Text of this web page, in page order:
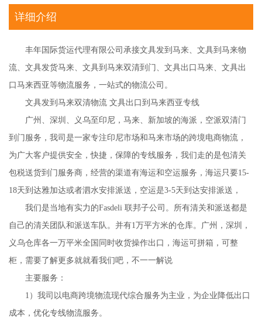
详细介绍
丰年国际货运代理有限公司承接文具发到马来、文具到马来物
流、文具发货马来、文具到马来双清到门、文具出口马来、文具出
口马来西亚等物流服务，一站式的物流公司。
文具发到马来双清物流 文具出口到马来西亚专线
广州、深圳、义乌至印尼，马来、新加坡的海派，空派双清门
到门服务，我司是一家专注印尼市场和马来市场的跨境电商物流，
为广大客户提供安全，快捷，保障的专线服务，我们走的是包清关
包税送货到门服务商，经营的渠道有海运和空运服务，海运只要15-
18天到达雅加达或者泗水安排派送，空运是3-5天到达安排派送，
我们是当地有实力的Fasdeli 联邦子公司。所有清关和派送都是
自己的清关团队和派送车队。并有1万平方米的仓库。广州，深圳，
义乌仓库各一万平米全国同时收货操作出口，海运可拼箱，可整
柜，需要了解更多就就看我们吧，不一一解说
主要服务：
1）我司以电商跨境物流现代综合服务为主业，为企业降低出口
成本，优化专线物流服务。